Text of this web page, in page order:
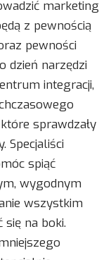
marketing
z pewnością
pewności
dzień narzędzi
integracji,
sprawdzały
Specjaliści
spiąć
wygodnym
wszystkim
się na boki.